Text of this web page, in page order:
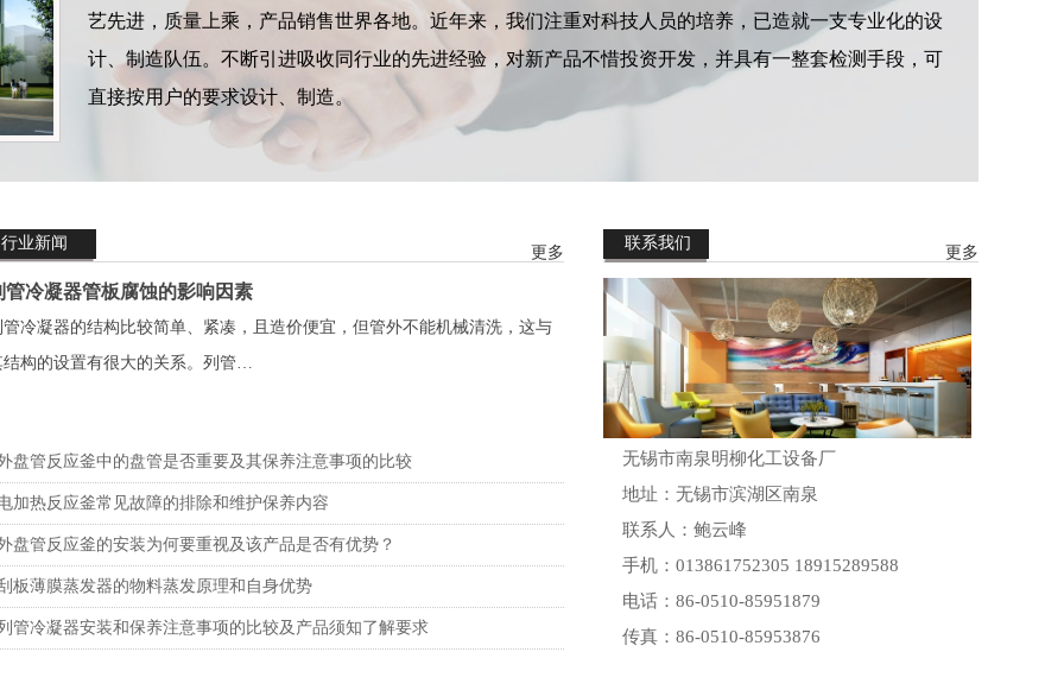
艺先进，质量上乘，产品销售世界各地。近年来，我们注重对科技人员的培养，已造就一支专业化的设
计、制造队伍。不断引进吸收同行业的先进经验，对新产品不惜投资开发，并具有一整套检测手段，可
直接按用户的要求设计、制造。
更多
行业新闻
管冷凝器管板腐蚀的影响因素
管冷凝器的结构比较简单、紧凑，且造价便宜，但管外不能机械清洗，这与
结构的设置有很大的关系。列管…
盘管反应釜中的盘管是否重要及其保养注意事项的比较
加热反应釜常见故障的排除和维护保养内容
盘管反应釜的安装为何要重视及该产品是否有优势？
板薄膜蒸发器的物料蒸发原理和自身优势
管冷凝器安装和保养注意事项的比较及产品须知了解要求
更多
联系我们
无锡市南泉明柳化工设备厂
地址：无锡市滨湖区南泉
联系人：鲍云峰
手机：013861752305 18915289588
电话：86-0510-85951879
传真：86-0510-85953876